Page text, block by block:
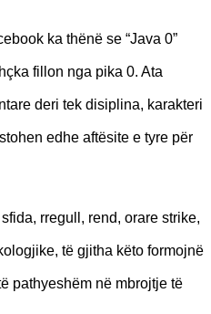
ka thënë se “Java 0”
fillon nga pika 0. Ata
deri tek disiplina, karakteri
edhe aftësite e tyre për
rregull, rend, orare strike,
të gjitha këto formojnë
pathyeshëm në mbrojtje të